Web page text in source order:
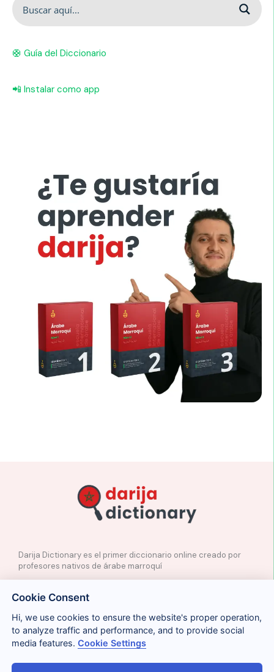
🛟 Guía del Diccionario
📲 Instalar como app
Darija Dictionary es el primer diccionario online creado por
profesores nativos de árabe marroquí
✉️ Contacto
📲Redes Sociales
🤝🏼Proponer palabras
Legal Cookies Privacidad Condiciones
Cookie Consent
Hi, we use cookies to ensure the website's proper operation,
to analyze traffic and performance, and to provide social
media features.Cookie Settings